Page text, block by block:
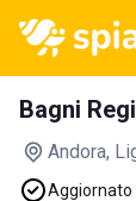
Bagni
Andora,
Aggiornato